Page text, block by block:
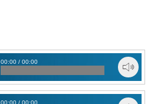
00:00 / 00:00
00:00 / 00:00